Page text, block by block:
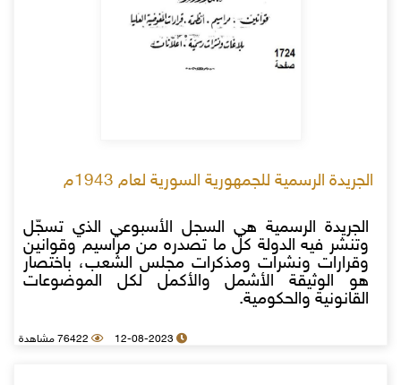
الجريدة الرسمية للجمهورية السورية لعام 1943م
الجريدة الرسمية هي السجل الأسبوعي الذي تسجّل
وتنشر فيه الدولة كل ما تصدره من مراسيم وقوانين
وقرارات ونشرات ومذكرات مجلس الشعب، باختصار
هو الوثيقة الأشمل والأكمل لكل الموضوعات
القانونية والحكومية.
12-08-2023 76422 مشاهدة